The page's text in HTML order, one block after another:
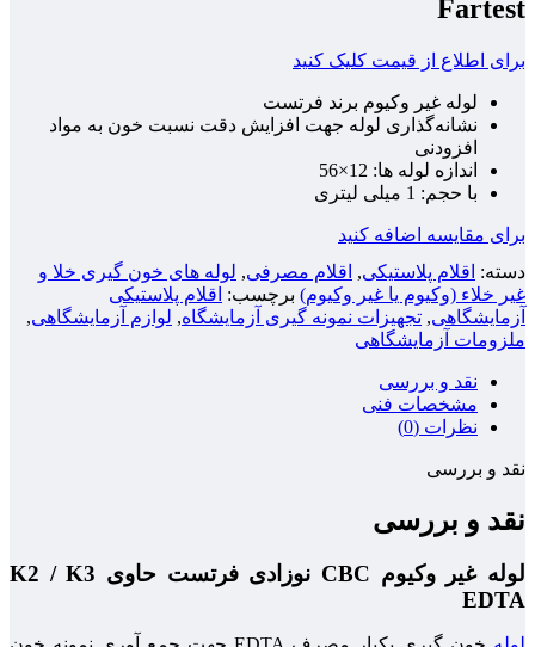
Fartest
برای اطلاع از قیمت کلیک کنید
لوله غیر وکیوم برند فرتست
نشانه‌گذاری لوله جهت افزایش دقت نسبت خون به مواد
افزودنی
اندازه لوله ها: 12×56
با حجم: 1 میلی لیتری
برای مقایسه اضافه کنید
دسته: اقلام پلاستیکی, اقلام مصرفی, لوله های خون گیری خلا و
غیر خلاء (وکیوم یا غیر وکیوم) برچسب: اقلام پلاستیکی
آزمایشگاهی, تجهیزات نمونه گیری آزمایشگاه, لوازم آزمایشگاهی,
ملزومات آزمایشگاهی
نقد و بررسی
مشخصات فنی
نظرات (0)
نقد و بررسی
نقد و بررسی
لوله غیر وکیوم CBC نوزادی فرتست حاوی K2 / K3
EDTA